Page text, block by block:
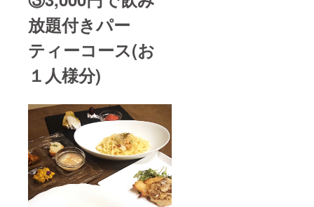
放題付きパー
ティーコース(お
１人様分)